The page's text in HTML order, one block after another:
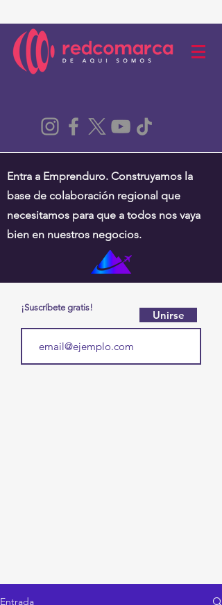
Entra a Emprenduro. Construyamos la
base de colaboración regional que
necesitamos para que a todos nos vaya
bien en nuestros negocios.
¡Suscríbete gratis!
Unirse
Entrada